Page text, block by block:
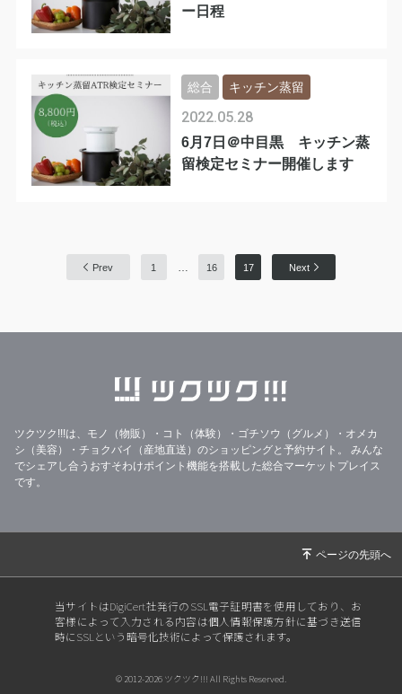
ー日程
6月7日＠中目黒 キッチン蒸
留検定セミナー開催します
2022.05.28
総合 キッチン蒸留
Prev 1 16 17 Next
ツクツク!!!は、モノ（物販）・コト（体験）・ゴチソウ（グルメ）・オメカ
シ（美容）・チョクバイ（産地直送）のショッピングと予約サイト。
みんな
でシェアし合うおすそわけポイント機能を搭載した総合マーケットプレイス
です。
当サイトはDigiCert社発行のSSL電子証明書を使用しており、お
客様によって入力される内容は個人情報保護方針に基づき送信
時にSSLという暗号化技術によって保護されます。
© 2012-2026 ツクツク!!! All Rights Reserved.